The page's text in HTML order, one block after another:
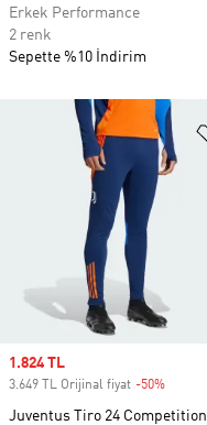
Sale price
1.824 TL
3.649 TL Orijinal fiyat -50%
Juventus Tiro 24 Competition
Erkek Performance
2 renk
Sepette %10 İndirim